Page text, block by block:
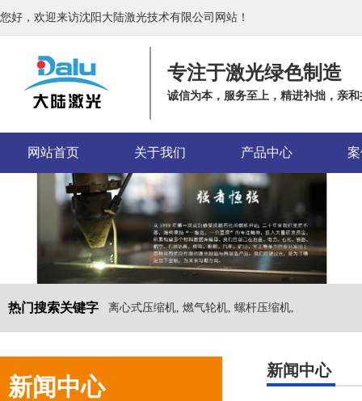
您好，欢迎来访沈阳大陆激光技术有限公司网站！
专注于激光绿色制造
诚信为本，服务至上，精进补拙，亲和
网站首页 关于我们 产品中心
热门搜索关键字 离心式压缩机, 燃气轮机, 螺杆压缩机,
新闻中心
新闻中心